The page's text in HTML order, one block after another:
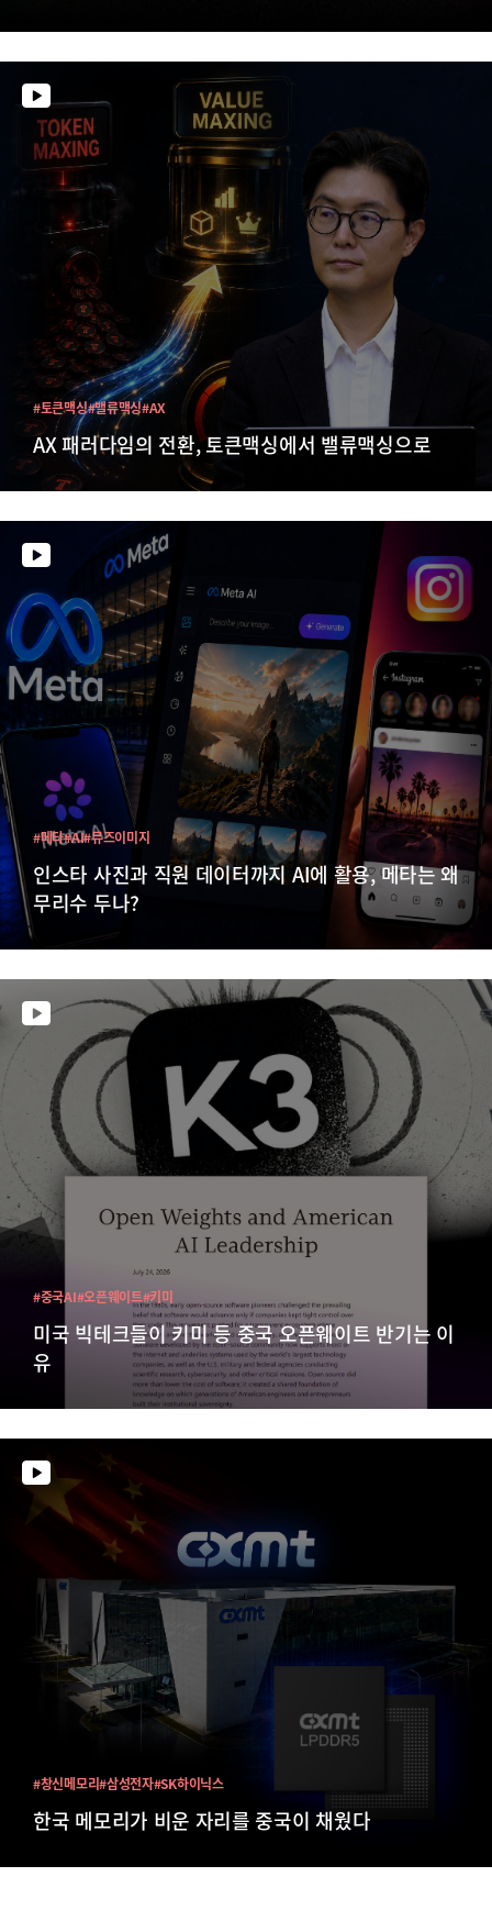
AX 패러다임의 전환, 토큰맥싱에서 밸류맥싱으로
#토큰맥싱#밸류맥싱#AX
인스타 사진과 직원 데이터까지 AI에 활용, 메타는 왜
무리수 두나?
#메타#AI#뮤즈이미지
미국 빅테크들이 키미 등 중국 오픈웨이트 반기는 이
유
#중국AI#오픈웨이트#키미
한국 메모리가 비운 자리를 중국이 채웠다
#창신메모리#삼성전자#SK하이닉스